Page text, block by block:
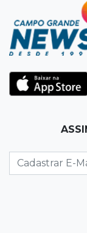
terreno e
12:10 Direito
encurta
Justiça